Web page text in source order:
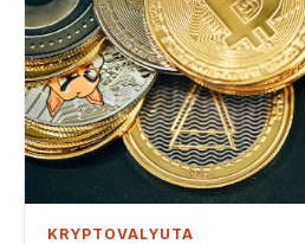
KRYPTOVALYUTA